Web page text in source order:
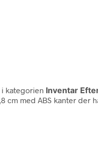
kategorien Inventar
med ABS kanter der